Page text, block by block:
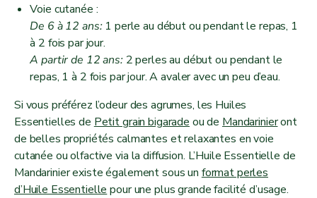
Voie cutanée :
De 6 à 12 ans:1 perle au début ou pendant le repas, 1
à 2 fois par jour.
A partir de 12 ans:2 perles au début ou pendant le
repas, 1 à 2 fois par jour. A avaler avec un peu d’eau.
Si vous préférez l’odeur des agrumes, les Huiles
Essentielles de Petit grain bigarade ou de Mandarinieront
de belles propriétés calmantes et relaxantes en voie
cutanée ou olfactive via la diffusion. L’Huile Essentielle de
Mandarinier existe également sous un format perles
d’Huile Essentielle pour une plus grande facilité d’usage.